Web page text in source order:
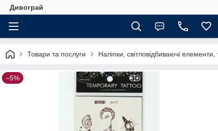
Дивограй
Товари та послуги Наліпки, світловідбиваючі
–5%